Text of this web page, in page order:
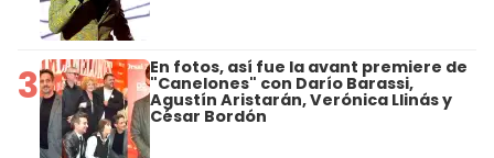
3 En fotos, así fue la avant premiere de
"Canelones" con Darío Barassi,
Agustín Aristarán, Verónica Llinás y
César Bordón